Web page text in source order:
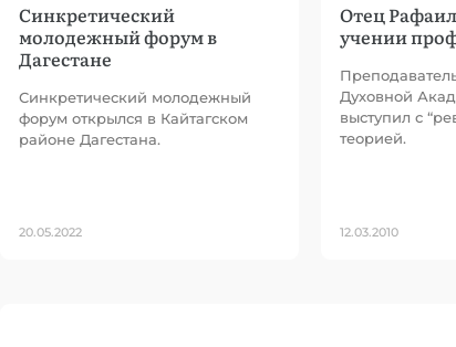
Синкретический
молодежный форум в
Дагестане
Синкретический молодежный
форум открылся в Кайтагском
районе Дагестана.
20.05.2022
Отец
учении
Духовной
выступил с
теорией.
12.03.2010